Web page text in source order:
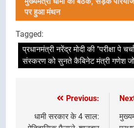
पर हुआ मंथन
Tagged:
प्रधानमंत्री नरेंद्र मोदी की "परीक्षा पे
संस्करण को सुनते कैबिनेट मंत्री गणेश
navigation
Previous:
धामी सरकार के 4 साल: